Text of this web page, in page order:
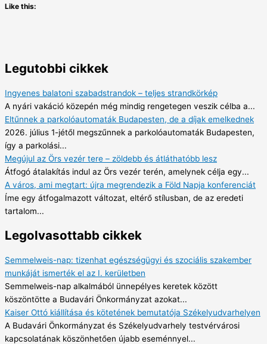
Like this:
Legutobbi cikkek
Ingyenes balatoni szabadstrandok – teljes strandkörkép
A nyári vakáció közepén még mindig rengetegen veszik célba a...
Eltűnnek a parkolóautomaták Budapesten, de a díjak emelkednek
2026. július 1-jétől megszűnnek a parkolóautomaták Budapesten,
így a parkolási...
Megújul az Örs vezér tere – zöldebb és átláthatóbb lesz
Átfogó átalakítás indul az Örs vezér terén, amelynek célja egy...
A város, ami megtart: újra megrendezik a Föld Napja konferenciát
Íme egy átfogalmazott változat, eltérő stílusban, de az eredeti
tartalom...
Legolvasottabb cikkek
Semmelweis-nap: tizenhat egészségügyi és szociális szakember
munkáját ismerték el az I. kerületben
Semmelweis-nap alkalmából ünnepélyes keretek között
köszöntötte a Budavári Önkormányzat azokat...
Kaiser Ottó kiállítása és kötetének bemutatója Székelyudvarhelyen
A Budavári Önkormányzat és Székelyudvarhely testvérvárosi
kapcsolatának köszönhetően újabb eseménnyel...